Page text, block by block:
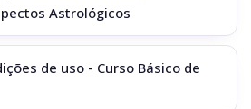
Astrológicos
de uso - Curso Básico de